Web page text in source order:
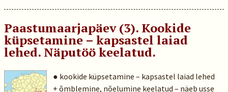
Paastumaarjapäev (3). Kookide
küpsetamine – kapsastel laiad
lehed. Näputöö keelatud.
● kookide küpsetamine – kapsastel laiad lehed
+ õmblemine, nõelumine keelatud – näeb usse